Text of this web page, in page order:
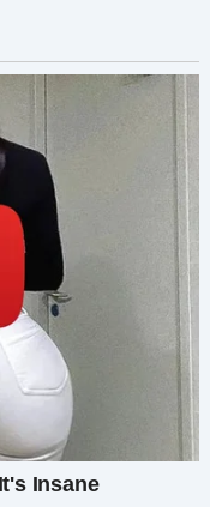
их комнату.
со своим
и есть
ему
и убрать.
(список